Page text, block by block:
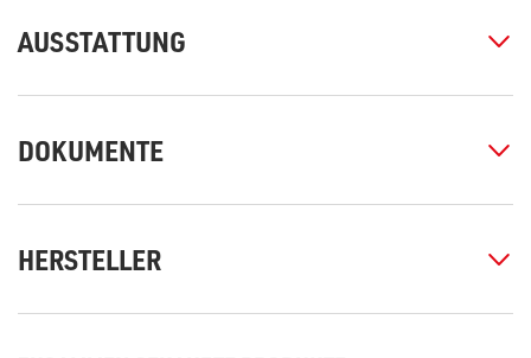
AUSSTATTUNG
DOKUMENTE
HERSTELLER